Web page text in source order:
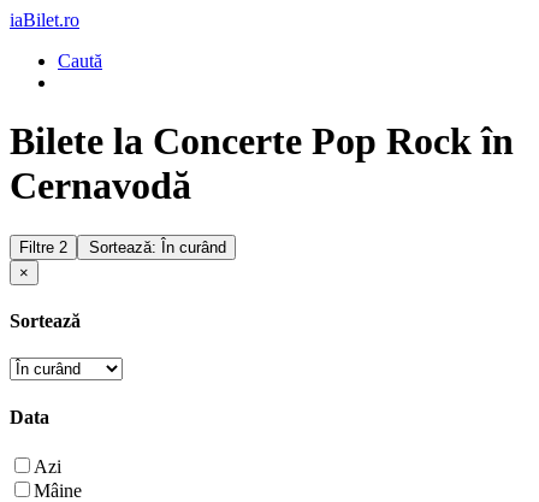
iaBilet.ro
Caută
Bilete la Concerte Pop Rock în
Cernavodă
Filtre 2
Sortează: În curând
×
Sortează
Data
Azi
Mâine